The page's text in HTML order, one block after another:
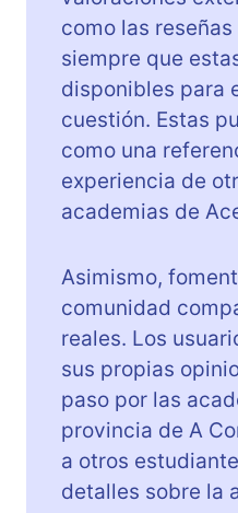
como las reseñas
siempre que
disponibles para
cuestión. Estas
como una
experiencia de
academias de
Asimismo,
comunidad
reales. Los
sus propias
paso por las
provincia de A
a otros
detalles sobre la